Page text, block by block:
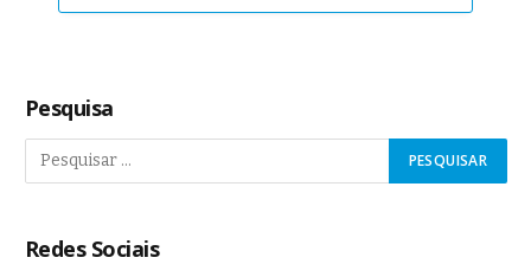
Pesquisa
Redes Sociais